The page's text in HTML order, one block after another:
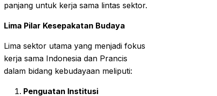
panjang untuk kerja sama lintas sektor.
Lima Pilar Kesepakatan Budaya
Lima sektor utama yang menjadi fokus
kerja sama Indonesia dan Prancis
dalam bidang kebudayaan meliputi:
Penguatan Institusi